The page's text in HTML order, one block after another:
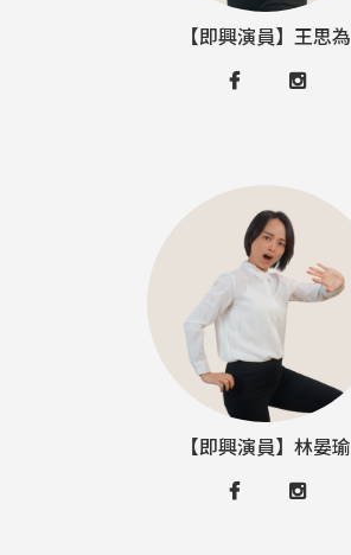
【即興演員】王思為
【即興演員】林晏瑜